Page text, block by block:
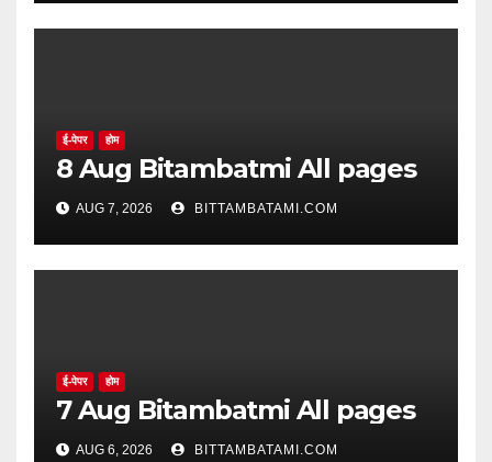
ई-पेपर होम
8 Aug Bitambatmi All pages
AUG 7, 2026 BITTAMBATAMI.COM
ई-पेपर होम
7 Aug Bitambatmi All pages
AUG 6, 2026 BITTAMBATAMI.COM